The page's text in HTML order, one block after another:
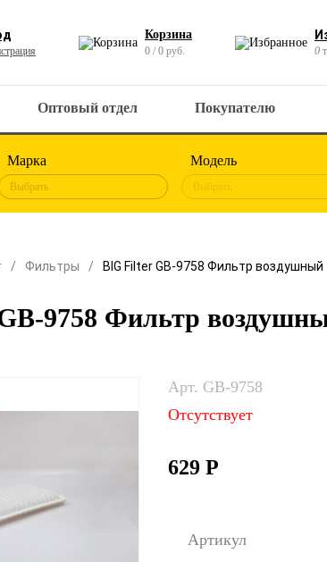
Корзина
0 / 0 руб. 0
Оптовый отдел Покупателю
Марка
Выбрать
Модель
Выбрать
Фильтры BIG Filter GB-9758 Фильтр воздушный
9758 Фильтр
Арт. GB-9758
Отсутствует
629 Р
Артикул